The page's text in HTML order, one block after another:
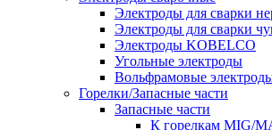
Электроды для сварки
Электроды для сварки
Электроды KOBELCO
Угольные электроды
Вольфрамовые
Горелки/Запасные части
Запасные части
К горелкам MIG/